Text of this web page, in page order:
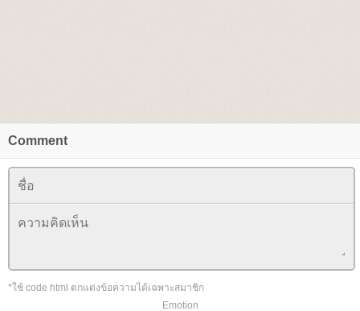
Comment
*ใช้ code html ตกแต่งข้อความได้เฉพาะสมาชิก
Emotion